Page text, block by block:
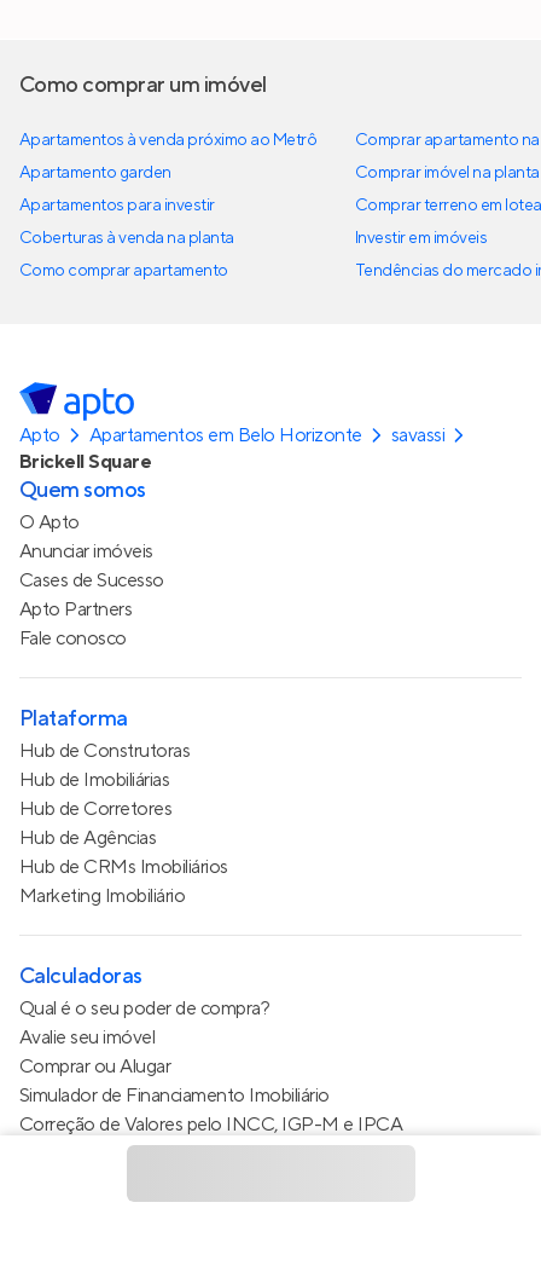
Como comprar um imóvel
Apartamentos à venda próximo ao Metrô
Apartamento garden
Apartamentos para investir
Coberturas à venda na planta
Como comprar apartamento
Comprar apartamento
Comprar imóvel na planta
Comprar terreno em
Investir em imóveis
Tendências do mercado
Apto Apartamentos em Belo Horizonte
savassi
Brickell Square
Quem somos
O Apto
Anunciar imóveis
Cases de Sucesso
Apto Partners
Fale conosco
Plataforma
Hub de Construtoras
Hub de Imobiliárias
Hub de Corretores
Hub de Agências
Hub de CRMs Imobiliários
Marketing Imobiliário
Calculadoras
Qual é o seu poder de compra?
Avalie seu imóvel
Comprar ou Alugar
Simulador de Financiamento Imobiliário
Correção de Valores pelo INCC, IGP-M e IPCA
Estimativa de valor do condomínio